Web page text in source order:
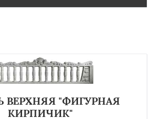
ВЕРХНЯЯ "ФИГУРНАЯ
КИРПИЧИК"